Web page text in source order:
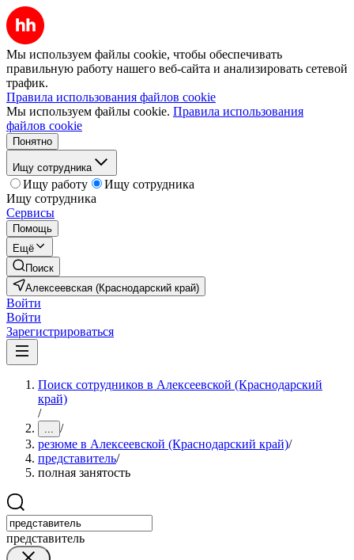
Мы используем файлы cookie, чтобы обеспечивать
правильную работу нашего веб-сайта и анализировать сетевой
трафик.
Правила использования файлов cookie
Мы используем файлы cookie. Правила использования
файлов cookie
Понятно
Ищу сотрудника
Ищу работу
Ищу сотрудника
Ищу сотрудника
Сервисы
Помощь
Ещё
Поиск
Алексеевская (Краснодарский край)
Войти
Войти
Зарегистрироваться
Поиск сотрудников в Алексеевской (Краснодарский
край)
/
... /
резюме в Алексеевской (Краснодарский край)/
представитель/
полная занятость
представитель